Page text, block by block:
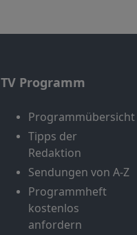
TV Programm
Programmübersicht
Tipps der
Redaktion
Sendungen von A-Z
Programmheft
kostenlos
anfordern